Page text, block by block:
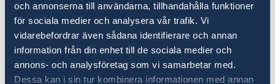
och annonserna till användarna, tillhandahålla funktioner
för sociala medier och analysera vår trafik. Vi
vidarebefordrar även sådana identifierare och annan
information från din enhet till de sociala medier och
annons- och analysföretag som vi samarbetar med.
Dessa kan i sin tur kombinera informationen med annan
The conference is attended by researchers who
had and continue to have a key role in this
cooperation, and will also highlight the
importance of regional cooperation, including
the role of universities in South Africa.